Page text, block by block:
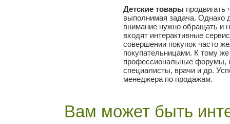
Детские товары продвигать
выполнимая задача. Однако
внимание нужно обращать и
входят интерактивные
совершении покупок часто
покупательницами. К тому
профессиональные форумы,
специалисты, врачи и др.
менеджера по продажам.
Вам может быть